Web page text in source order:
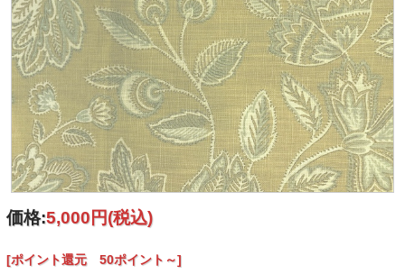
価格:5,000円(税込)
[ポイント還元 50ポイント～]